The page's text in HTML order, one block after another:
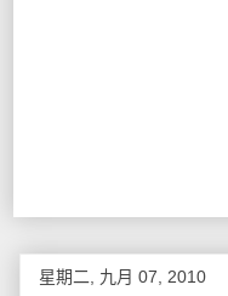
星期二, 九月 07, 2010